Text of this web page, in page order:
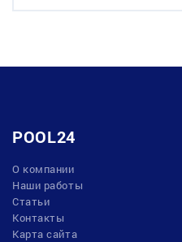
POOL24
О компании
Наши работы
Статьи
Контакты
Карта сайта